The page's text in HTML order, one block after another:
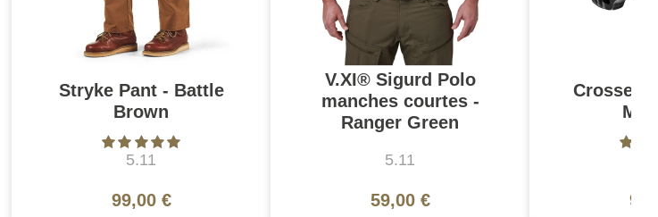
Stryke Pant - Battle
Brown
5.11
99,00 €
V.XI® Sigurd Polo
manches courtes -
Ranger Green
5.11
59,00 €
Crosse
Mil-